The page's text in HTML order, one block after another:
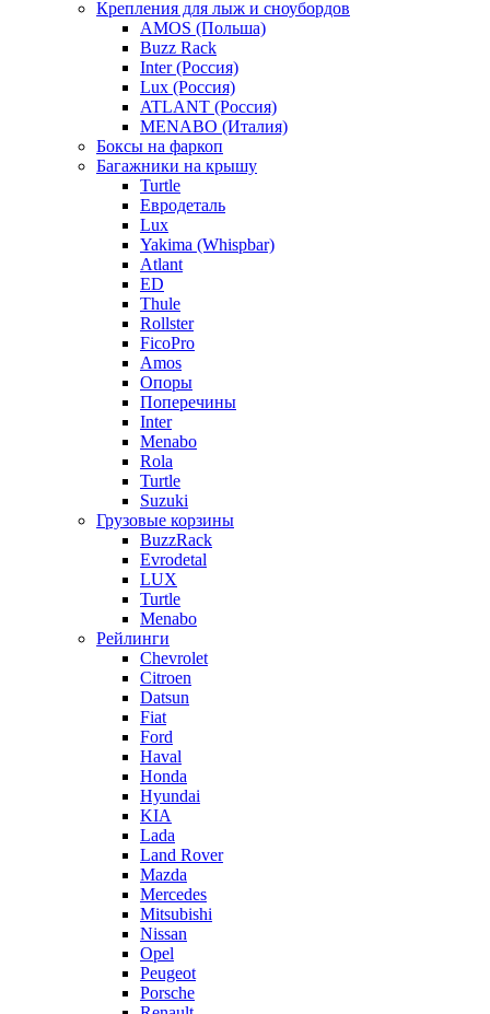
Крепления для лыж и сноубордов
AMOS (Польша)
Buzz Rack
Inter (Россия)
Lux (Россия)
ATLANT (Россия)
MENABO (Италия)
Боксы на фаркоп
Багажники на крышу
Turtle
Евродеталь
Lux
Yakima (Whispbar)
Atlant
ED
Thule
Rollster
FicoPro
Amos
Опоры
Поперечины
Inter
Menabo
Rola
Turtle
Suzuki
Грузовые корзины
BuzzRack
Evrodetal
LUX
Turtle
Menabo
Рейлинги
Chevrolet
Citroen
Datsun
Fiat
Ford
Haval
Honda
Hyundai
KIA
Lada
Land Rover
Mazda
Mercedes
Mitsubishi
Nissan
Opel
Peugeot
Porsche